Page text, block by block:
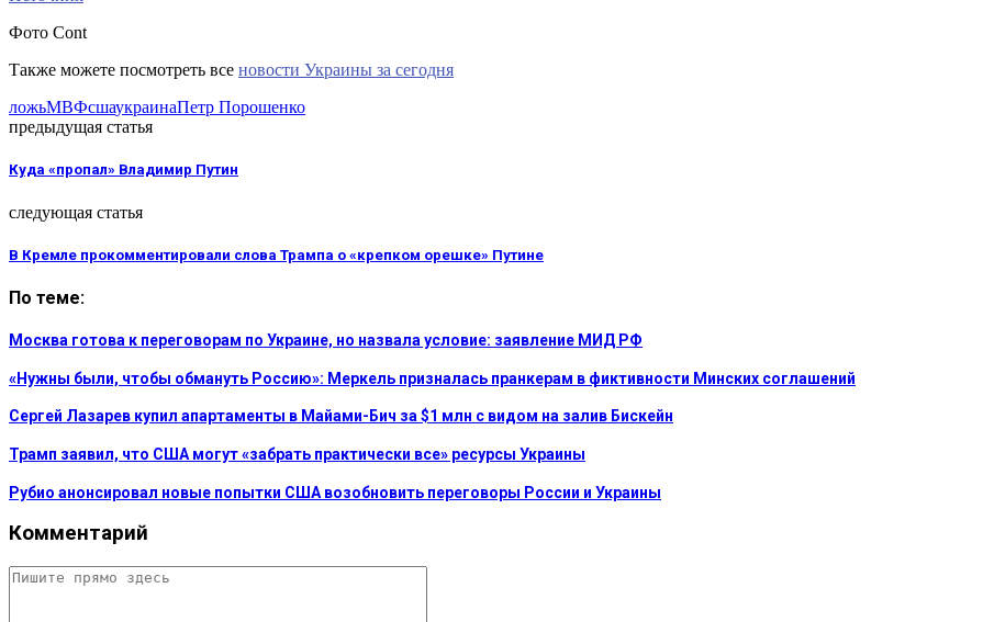
Фото Cont
Также можете посмотреть все новости Украины за сегодня
ложьМВФсшаукраинаПетр Порошенко
предыдущая статья
Куда «пропал» Владимир Путин
следующая статья
В Кремле прокомментировали слова Трампа о «крепком орешке» Путине
По теме:
Москва готова к переговорам по Украине, но назвала условие: заявление МИД РФ
«Нужны были, чтобы обмануть Россию»: Меркель призналась пранкерам в фиктивности Минских соглашений
Сергей Лазарев купил апартаменты в Майами-Бич за $1 млн с видом на залив Бискейн
Трамп заявил, что США могут «забрать практически все» ресурсы Украины
Рубио анонсировал новые попытки США возобновить переговоры России и Украины
Комментарий